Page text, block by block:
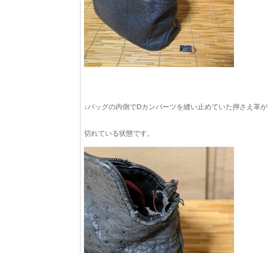
↓バッグの内側でDカンパーツを縫い止めていた押さえ革が
切れている状態です。